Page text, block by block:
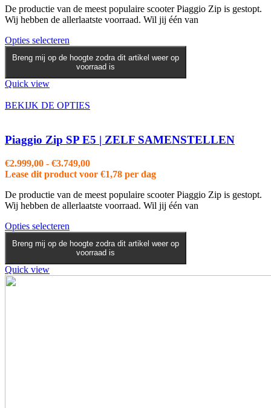
€3.749,00
De productie van de meest populaire scooter Piaggio Zip is gestopt.
Wij hebben de allerlaatste voorraad. Wil jij één van
Opties selecteren
product
heeft
meerdere
optie
worden
op
de
productpagina
Breng mij op de hoogte zodra dit artikel weer op
voorraad is
Quick view
BEKIJK DE OPTIES
Piaggio Zip SP E5 | ZELF SAMENSTELLEN
€2.999,00 - €3.749,00Prijsklasse:
€2.999,00
€3.749,00
Lease dit product voor €1,78 per dag
De productie van de meest populaire scooter Piaggio Zip is gestopt.
Wij hebben de allerlaatste voorraad. Wil jij één van
Opties selecteren
product
heeft
meerdere
Breng mij op de hoogte zodra dit artikel weer op
voorraad is
Quick view